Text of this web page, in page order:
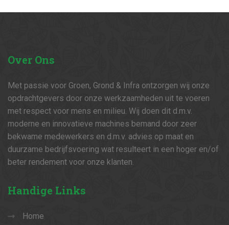
Over Ons
Met passie voor Groen, Grond & Infra ontzorgen wij onze
opdrachtgevers door onze werkzaamheden uit te voeren
met respect voor mens en milieu. Wij doen dit d.m.v.
moderne en innovatieve machines bemand door zeer
bekwame medewerkers en d.m.v. advies op maat en
duurzame bedrijfsvoering wat resulteert in een hoger en/of
beter rendement voor onze klanten.
Handige Links
Home